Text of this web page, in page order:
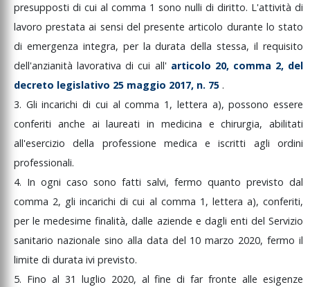
presupposti di cui al comma 1 sono nulli di diritto. L'attività di
lavoroprestataai sensi delpresentearticolo durante lostato
di emergenza integra, per laduratadellastessa,ilrequisito
dell'anzianitàlavorativadicui all' articolo 20, comma 2, del
decreto legislativo 25 maggio 2017, n. 75 .
3. Gliincarichidi cui alcomma 1, lettera a),possonoessere
conferiti anche ailaureati in medicina echirurgia, abilitati
all'eserciziodella professione medicaeiscritti agliordini
professionali.
4. In ogni caso sono fatti salvi, fermo quanto previsto dal
comma 2, gliincarichidicui al comma 1, lettera a),conferiti,
perlemedesimefinalità,dalle aziende e dagli enti delServizio
sanitario nazionale sino alla data del 10marzo 2020,fermoil
limite di durata ivi previsto.
5. Fino al 31 luglio 2020, alfinedifarfrontealleesigenze